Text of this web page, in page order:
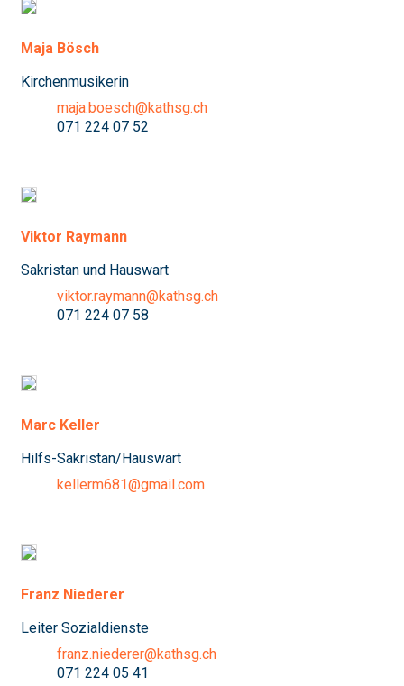
Maja Bösch
Kirchenmusikerin
maja.boesch@kathsg.ch
071 224 07 52
Viktor Raymann
Sakristan und Hauswart
viktor.raymann@kathsg.ch
071 224 07 58
Marc Keller
Hilfs-Sakristan/Hauswart
kellerm681@gmail.com
Franz Niederer
Leiter Sozialdienste
franz.niederer@kathsg.ch
071 224 05 41